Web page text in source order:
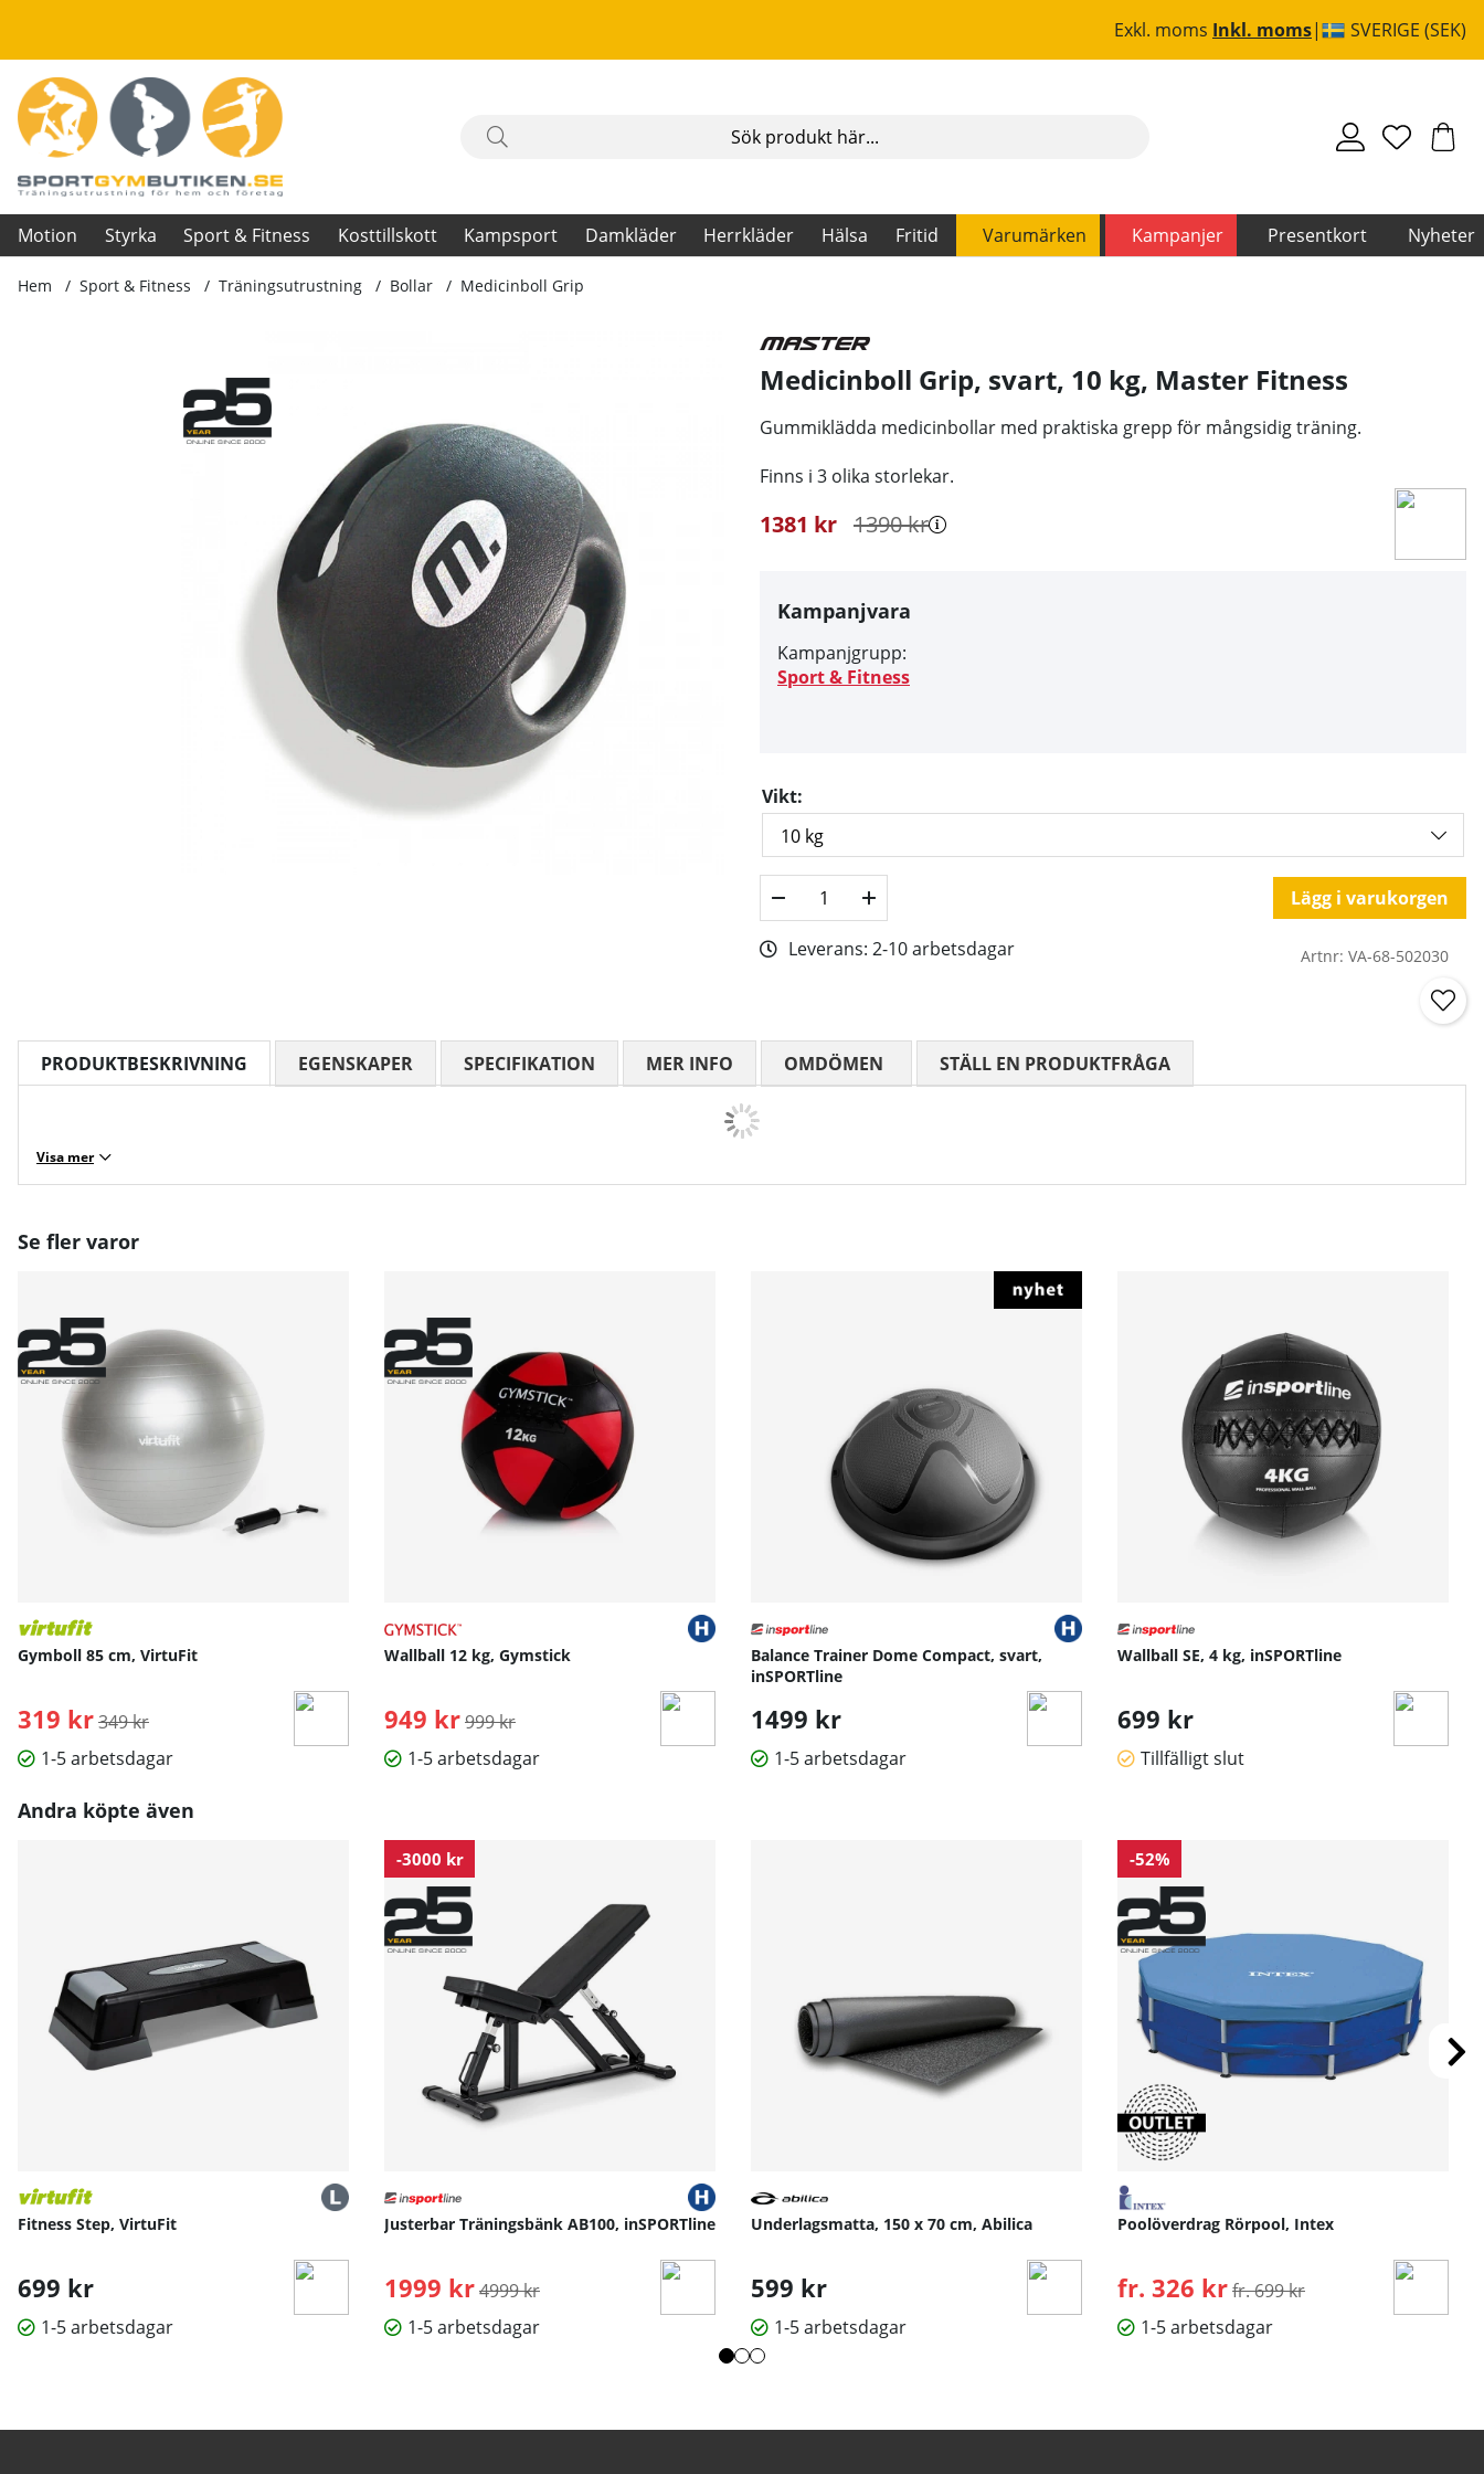
Exkl. moms Inkl. moms SVERIGE (SEK)
Motion Styrka Sport & Fitness Kosttillskott Kampsport Damkläder Herrkläder Hälsa Fritid Varumärken Kampanjer Presentkort Nyheter
Hem Sport & Fitness Träningsutrustning Bollar Medicinboll Grip
Medicinboll Grip, svart, 10 kg, Master Fitness
Gummiklädda medicinbollar med praktiska grepp för mångsidig träning.
Finns i 3 olika storlekar.
1390kr
1381 kr
Kampanjvara
Kampanjgrupp:
Sport & Fitness
Vikt:
Lägg i varukorgen
Leverans: 2-10 arbetsdagar Artnr: VA-68-502030
PRODUKTBESKRIVNING
Visa mer
EGENSKAPER SPECIFIKATION MER INFO OMDÖMEN MEDELBETYG 0 AV 5 ANTAL BETYG 0
STÄLL EN PRODUKTFRÅGA
Se fler varor
Gymboll 85 cm, VirtuFit
319 kr Ordinarie pris:
349 kr
1-5 arbetsdagar
Wallball 12 kg, Gymstick
949 kr Ordinarie pris:
999 kr
1-5 arbetsdagar
Balance Trainer Dome Compact, svart,
inSPORTline
1499 kr
1-5 arbetsdagar
Wallball SE, 4 kg, inSPORTline
699 kr
Tillfälligt slut
Andra köpte även
Fitness Step, VirtuFit
699 kr
1-5 arbetsdagar
-3000 kr
Justerbar Träningsbänk AB100, inSPORTline
1999 kr Ordinarie pris:
4999 kr
1-5 arbetsdagar
Underlagsmatta, 150 x 70 cm, Abilica
599 kr
1-5 arbetsdagar
-52%
Poolöverdrag Rörpool, Intex
fr. 326 krOrdinarie pris:
fr. 699 kr
1-5 arbetsdagar